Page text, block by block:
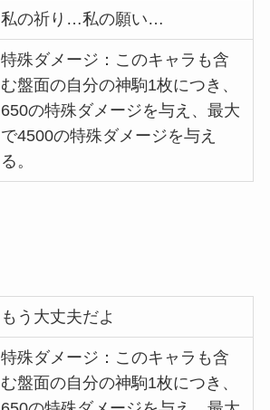
私の祈り…私の願い…
特殊ダメージ：このキャラも含
む盤面の自分の神駒1枚につき、
650の特殊ダメージを与え、最大
で4500の特殊ダメージを与え
る。
もう大丈夫だよ
特殊ダメージ：このキャラも含
む盤面の自分の神駒1枚につき、